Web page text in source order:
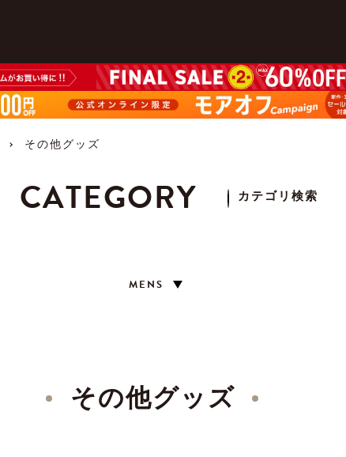
その他グッズ
CATEGORY カテゴリ検索
MENS
その他グッズ